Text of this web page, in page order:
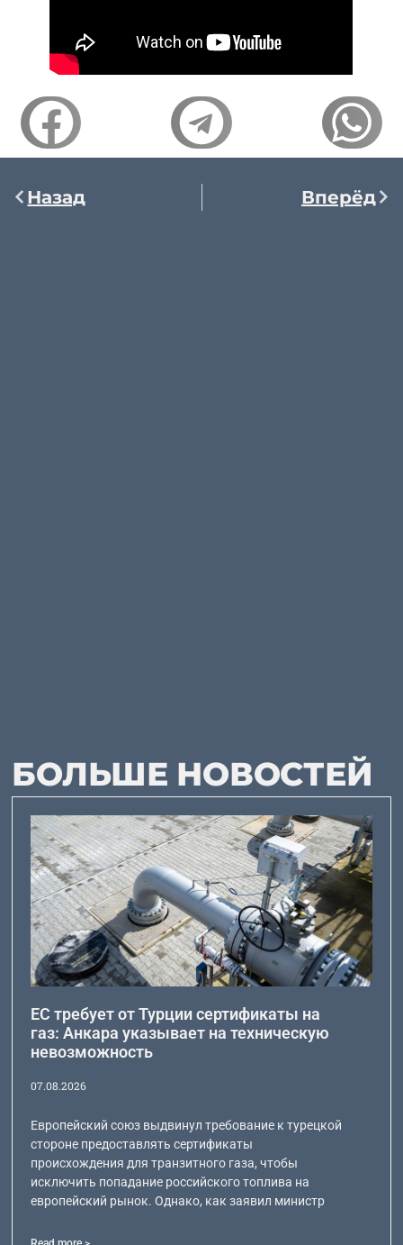
Назад Вперёд
БОЛЬШЕ НОВОСТЕЙ
ЕС требует от Турции сертификаты на
газ: Анкара указывает на техническую
невозможность
07.08.2026
Европейский союз выдвинул требование к турецкой
стороне предоставлять сертификаты
происхождения для транзитного газа, чтобы
исключить попадание российского топлива на
европейский рынок. Однако, как заявил министр